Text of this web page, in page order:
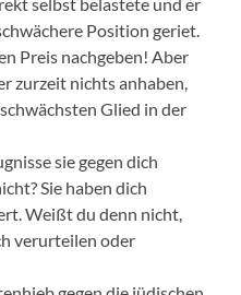
Position geriet.
Preis nachgeben! Aber
zurzeit nichts anhaben,
Glied in der
sie gegen dich
Sie haben dich
Weißt du denn nicht,
verurteilen oder